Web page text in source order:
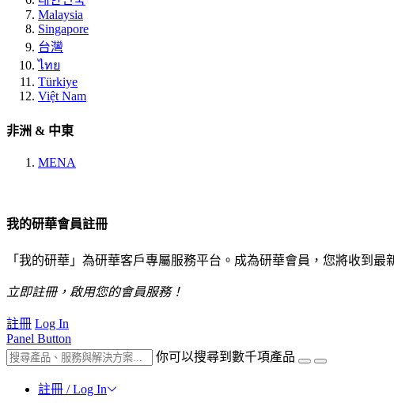
Malaysia
Singapore
台灣
ไทย
Türkiye
Việt Nam
非洲 & 中東
MENA
我的研華會員註冊
「我的研華」為研華客戶專屬服務平台。成為研華會員，您將收到
立即註冊，啟用您的會員服務！
註冊 Log In
Panel Button
你可以搜尋到數千項產品
註冊 / Log In